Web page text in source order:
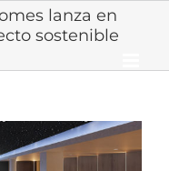
lanza en
sostenible